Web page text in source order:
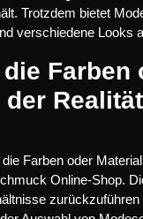
Trotzdem bietet
verschiedene Looks
Farben
Farben oder
Online-Shop.